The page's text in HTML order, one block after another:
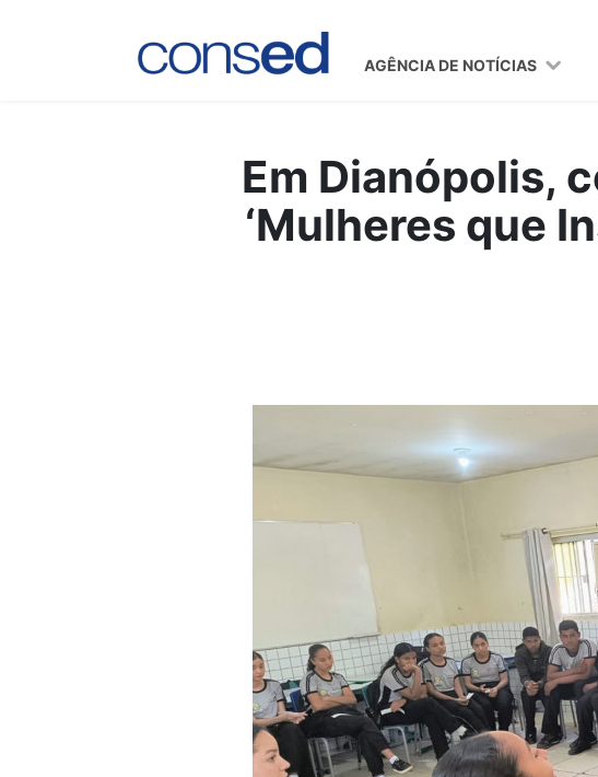
AGÊNCIA DE NOTÍCIAS
Em Dianópolis,
‘Mulheres que